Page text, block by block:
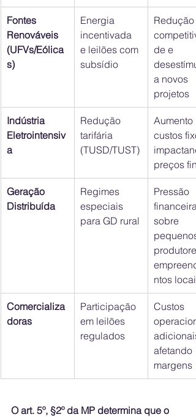
Fontes
Renováveis
(UFVs/Eólica
s)
Energia
incentivada
e leilões com
subsídio
Redução
de e
a novos
projetos
Indústria
Eletrointensiv
a
Redução
tarifária
(TUSD/TUST)
Aumento
custos
preços
Geração
Distribuída
Regimes
especiais
para GD rural
Pressão
financeira
sobre
pequenos
ntos locais
Comercializa
doras
Participação
em leilões
regulados
Custos
afetando
margens
O art. 5º, §2º da MP determina que o